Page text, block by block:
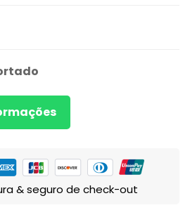
& seguro de check-out